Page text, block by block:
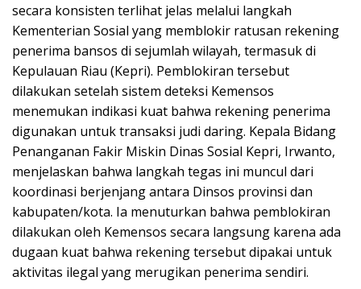
secara konsisten terlihat jelas melalui langkah
Kementerian Sosial yang memblokir ratusan rekening
penerima bansos di sejumlah wilayah, termasuk di
Kepulauan Riau (Kepri). Pemblokiran tersebut
dilakukan setelah sistem deteksi Kemensos
menemukan indikasi kuat bahwa rekening penerima
digunakan untuk transaksi judi daring. Kepala Bidang
Penanganan Fakir Miskin Dinas Sosial Kepri, Irwanto,
menjelaskan bahwa langkah tegas ini muncul dari
koordinasi berjenjang antara Dinsos provinsi dan
kabupaten/kota. Ia menuturkan bahwa pemblokiran
dilakukan oleh Kemensos secara langsung karena ada
dugaan kuat bahwa rekening tersebut dipakai untuk
aktivitas ilegal yang merugikan penerima sendiri.